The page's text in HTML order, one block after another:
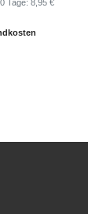
Tage:8,95 €